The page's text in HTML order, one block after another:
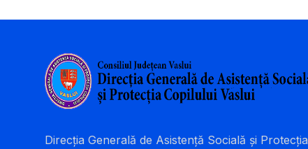
Direcția Generală de Asistență Socială și Protecția